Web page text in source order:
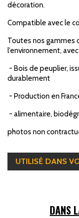
décoration.
Compatible avec le
Toutes nos gammes
l’environnement,
- Bois de peuplier,
durablement
- Production en
- alimentaire,
photos non
UTILISÉ DANS
DANS